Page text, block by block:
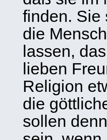
finden. Sie
die
lassen,
lieben
Religion
die
sollen